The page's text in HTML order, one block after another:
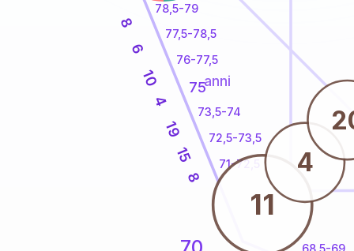
71-72,5
72,5-73,5
73,5-74
76-77,5
77,5-78,5
78,5-79
8
15
19
4
10
6
8
11
4
75anni